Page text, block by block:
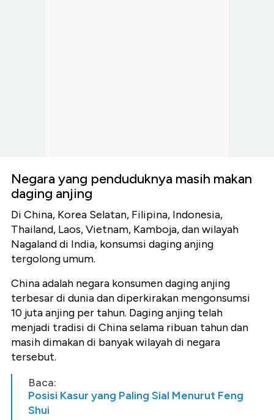
Negara yang penduduknya masih makan
daging anjing
Di China, Korea Selatan, Filipina, Indonesia,
Thailand, Laos, Vietnam, Kamboja, dan wilayah
Nagaland di India, konsumsi daging anjing
tergolong umum.
China adalah negara konsumen daging anjing
terbesar di dunia dan diperkirakan mengonsumsi
10 juta anjing per tahun. Daging anjing telah
menjadi tradisi di China selama ribuan tahun dan
masih dimakan di banyak wilayah di negara
tersebut.
Baca:
Posisi Kasur yang Paling Sial Menurut Feng
Shui